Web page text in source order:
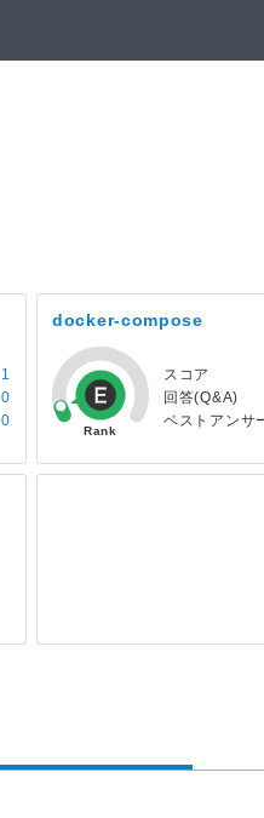
1
0
0
docker-compose
スコア
回答(Q&A)
ベストアンサ